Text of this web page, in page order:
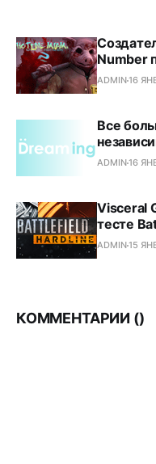
Number
ADMIN16
Все
ADMIN16
Visceral
тесте
ADMIN15
КОММЕНТАРИИ ()